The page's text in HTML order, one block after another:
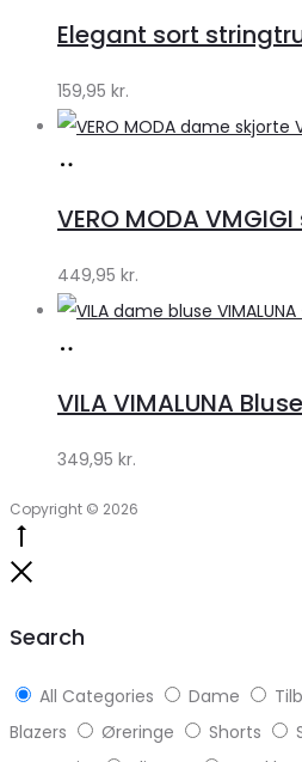
Klædeskabet.dk
Elegant sort
159,95 kr.
Klædeskabet.dk
VERO MODA
449,95 kr.
Klædeskabet.dk
VILA VIMALUNA
349,95 kr.
Copyright © 2026
Search
All Categories Dame
Blazers
Øreringe Shorts